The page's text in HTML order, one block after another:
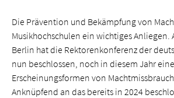
Die Prävention und Bekämpfung von
Musikhochschulen ein wichtiges
Berlin hat die Rektorenkonferenz der
nun beschlossen, noch in diesem Jahr
Erscheinungsformen von
Anknüpfend an das bereits in 2024